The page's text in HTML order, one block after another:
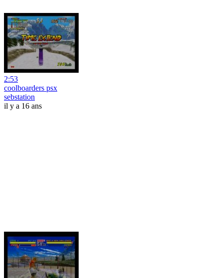
2:53
coolboarders psx
sebstation
il y a 16 ans